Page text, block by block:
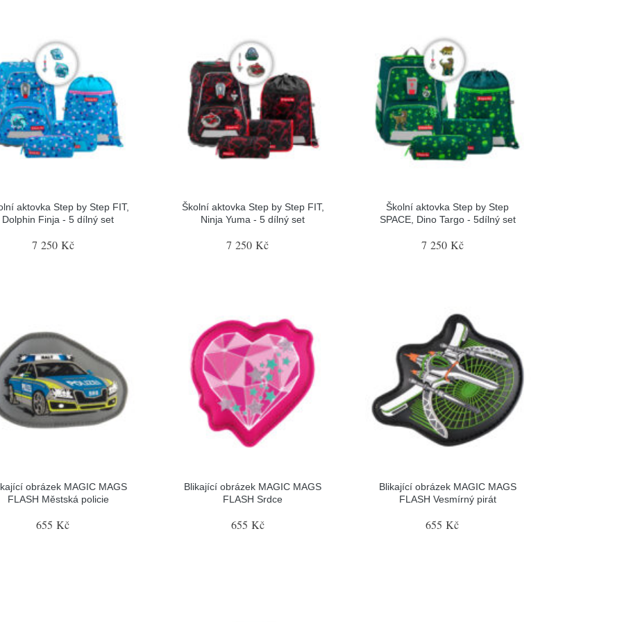
aktovka Step by Step FIT,
Dolphin Finja - 5 dílný set
7 250 Kč
Školní aktovka Step by Step FIT,
Ninja Yuma - 5 dílný set
7 250 Kč
Školní aktovka Step by Step
SPACE, Dino Targo - 5dílný set
7 250 Kč
obrázek MAGIC MAGS
FLASH Městská policie
655 Kč
Blikající obrázek MAGIC MAGS
FLASH Srdce
655 Kč
Blikající obrázek MAGIC MAGS
FLASH Vesmírný pirát
655 Kč